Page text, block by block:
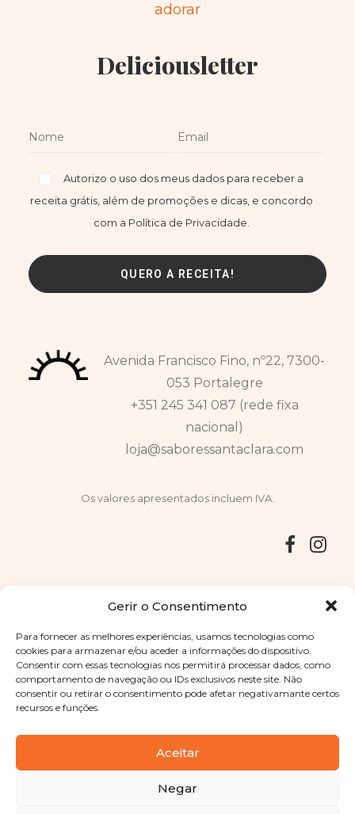
Gerir o Consentimento
Para fornecer as melhores experiências, usamos tecnologias como
cookies para armazenar e/ou aceder a informações do dispositivo.
Consentir com essas tecnologias nos permitirá processar dados, como
comportamento de navegação ou IDs exclusivos neste site. Não
consentir ou retirar o consentimento pode afetar negativamante certos
recursos e funções.
Aceitar
Negar
adorar
Deliciousletter
Autorizo o uso dos meus dados para receber a
receita grátis, além de promoções e dicas, e concordo
com a Política de Privacidade.
Avenida Francisco Fino, nº22, 7300-
053 Portalegre
+351 245 341 087 (rede fixa
nacional)
loja@saboressantaclara.com
Os valores apresentados incluem IVA.
Copyright © 2025 Sabores Santa Clara
. Todos os direitos
reservadosPolítica de Privacidade |Termos e condições
Designed byShift Your Branding Agency